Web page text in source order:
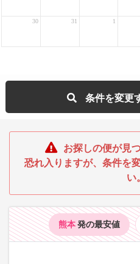
30 31 1
条件を変更
お探しの便が見
恐れ入りますが、条件を
い
熊本 発の最安値